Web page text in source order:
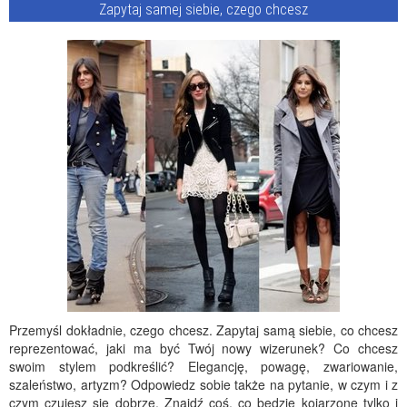
Zapytaj samej siebie, czego chcesz
Przemyśl dokładnie, czego chcesz. Zapytaj samą siebie, co chcesz
reprezentować, jaki ma być Twój nowy wizerunek? Co chcesz
swoim stylem podkreślić? Elegancję, powagę, zwariowanie,
szaleństwo, artyzm? Odpowiedz sobie także na pytanie, w czym i z
czym czujesz się dobrze. Znajdź coś, co będzie kojarzone tylko i